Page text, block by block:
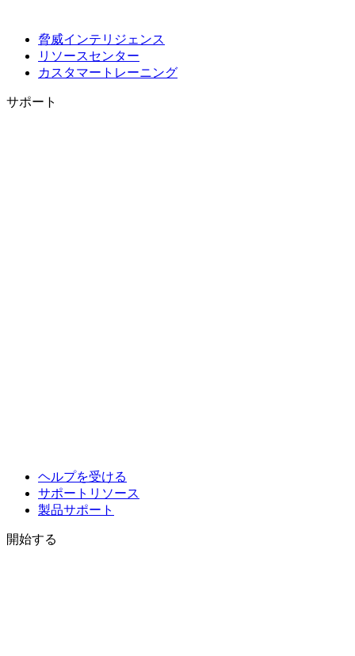
脅威インテリジェンス
リソースセンター
カスタマートレーニング
サポート
ヘルプを受ける
サポートリソース
製品サポート
開始する